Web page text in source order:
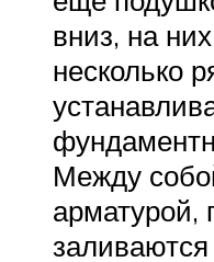
вниз, на
несколько
Между
арматурой,